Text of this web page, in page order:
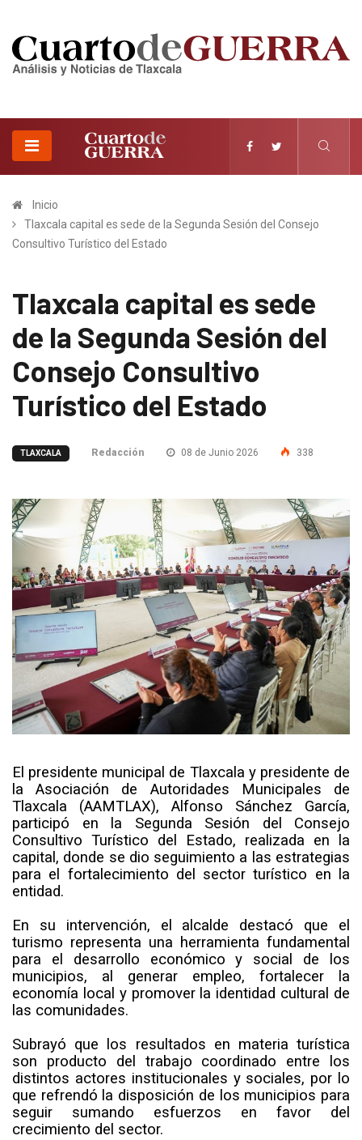
Inicio
Tlaxcala capital es sede de la Segunda Sesión del Consejo
Consultivo Turístico del Estado
Tlaxcala capital es sede
de la Segunda Sesión del
Consejo Consultivo
Turístico del Estado
TLAXCALA Redacción 08 de Junio 2026 338
El presidente municipal de Tlaxcala y presidente de
la Asociación de Autoridades Municipales de
Tlaxcala (AAMTLAX), Alfonso Sánchez García,
participó en la Segunda Sesión del Consejo
Consultivo Turístico del Estado, realizada en la
capital, donde se dio seguimiento a las estrategias
para el fortalecimiento del sector turístico en la
entidad.
En su intervención, el alcalde destacó que el
turismo representa una herramienta fundamental
para el desarrollo económico y social de los
municipios, al generar empleo, fortalecer la
economía local y promover la identidad cultural de
las comunidades.
Subrayó que los resultados en materia turística
son producto del trabajo coordinado entre los
distintos actores institucionales y sociales, por lo
que refrendó la disposición de los municipios para
seguir sumando esfuerzos en favor del
crecimiento del sector.